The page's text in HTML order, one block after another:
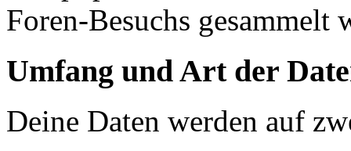
Foren-Besuchs gesammelt
Umfang und Art der
Deine Daten werden auf